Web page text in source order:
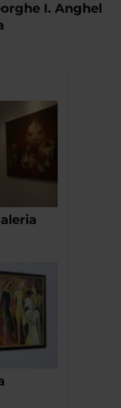
I. Anghel